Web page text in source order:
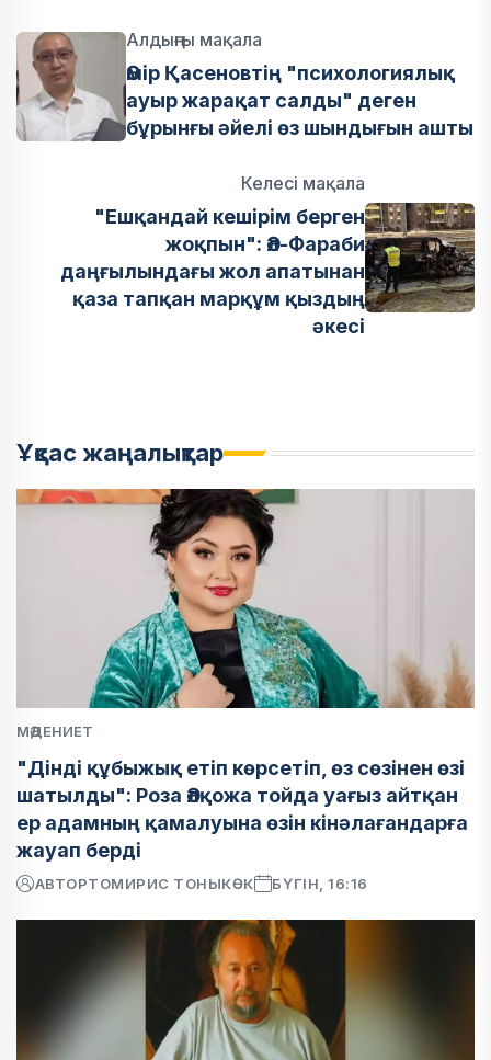
Алдыңғы мақала
Әмір Қасеновтің "психологиялық
ауыр жарақат салды" деген
бұрынғы әйелі өз шындығын ашты
Келесі мақала
"Ешқандай кешірім берген
жоқпын": Әл-Фараби
даңғылындағы жол апатынан
қаза тапқан марқұм қыздың
әкесі
Ұқсас жаңалықтар
МӘДЕНИЕТ
"Дінді құбыжық етіп көрсетіп, өз сөзінен өзі
шатылды": Роза Әлқожа тойда уағыз айтқан
ер адамның қамалуына өзін кінәлағандарға
жауап берді
АВТОРТОМИРИС ТОНЫКӨК БҮГІН, 16:16